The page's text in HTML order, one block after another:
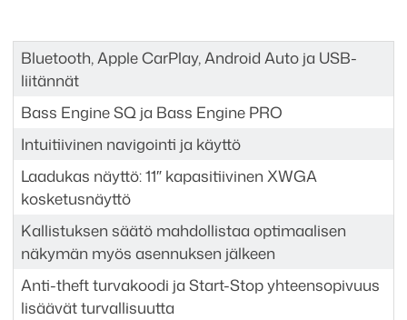
Bluetooth, Apple CarPlay, Android Auto ja USB-
liitännät
Bass Engine SQ ja Bass Engine PRO
Intuitiivinen navigointi ja käyttö
Laadukas näyttö: 11″ kapasitiivinen XWGA
kosketusnäyttö
Kallistuksen säätö mahdollistaa optimaalisen
näkymän myös asennuksen jälkeen
Anti-theft turvakoodi ja Start-Stop yhteensopivuus
lisäävät turvallisuutta